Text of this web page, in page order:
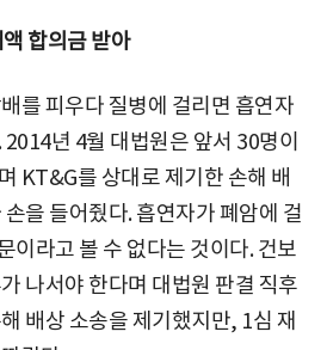
합의금 받아
를 피우다 질병에 걸리면 흡연자
년 4월 대법원은 앞서 30명이
KT&G를 상대로 제기한 손해 배
을 들어줬다. 흡연자가 폐암에 걸
이라고 볼 수 없다는 것이다. 건보
나서야 한다며 대법원 판결 직후
배상 소송을 제기했지만, 1심 재